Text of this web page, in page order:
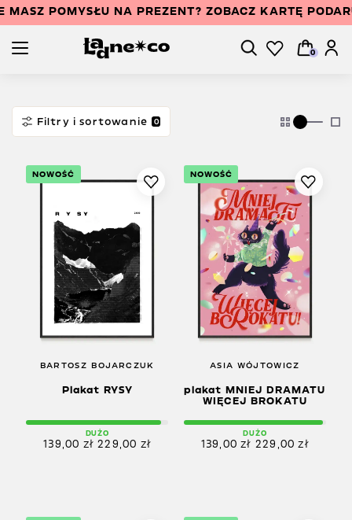
MASZ POMYSŁU NA PREZENT? ZOBACZ KARTĘ
0
Filtry i sortowanie 0
NOWOŚĆ
BARTOSZ BOJARCZUK
Plakat RYSY
DUŻO
139,00 zł 229,00 zł
NOWOŚĆ
ASIA WÓJTOWICZ
plakat MNIEJ DRAMATU
WIĘCEJ BROKATU
DUŻO
139,00zł 229,00zł